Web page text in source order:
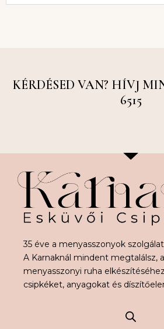
KÉRDÉSED VAN? HÍVJ
6515
35 éve a menyasszonyok
A Karnaknál mindent megtalálsz,
menyasszonyi ruha
csipkéket, anyagokat és